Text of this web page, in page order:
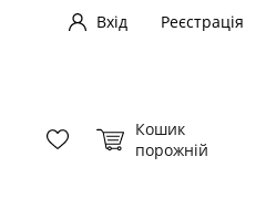
Вхід Реєстрація
Кошик
порожній